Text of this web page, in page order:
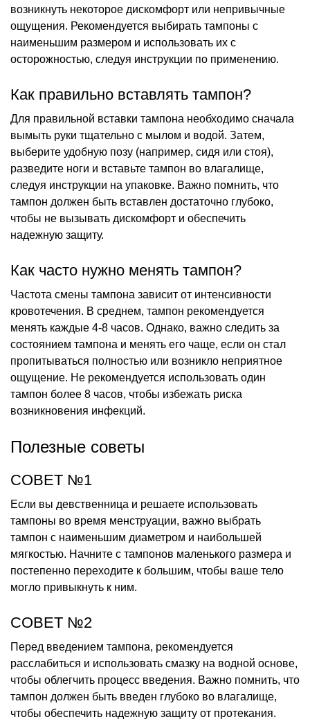
возникнуть некоторое дискомфорт или непривычные
ощущения. Рекомендуется выбирать тампоны с
наименьшим размером и использовать их с
осторожностью, следуя инструкции по применению.
Как правильно вставлять тампон?
Для правильной вставки тампона необходимо сначала
вымыть руки тщательно с мылом и водой. Затем,
выберите удобную позу (например, сидя или стоя),
разведите ноги и вставьте тампон во влагалище,
следуя инструкции на упаковке. Важно помнить, что
тампон должен быть вставлен достаточно глубоко,
чтобы не вызывать дискомфорт и обеспечить
надежную защиту.
Как часто нужно менять тампон?
Частота смены тампона зависит от интенсивности
кровотечения. В среднем, тампон рекомендуется
менять каждые 4-8 часов. Однако, важно следить за
состоянием тампона и менять его чаще, если он стал
пропитываться полностью или возникло неприятное
ощущение. Не рекомендуется использовать один
тампон более 8 часов, чтобы избежать риска
возникновения инфекций.
Полезные советы
СОВЕТ №1
Если вы девственница и решаете использовать
тампоны во время менструации, важно выбрать
тампон с наименьшим диаметром и наибольшей
мягкостью. Начните с тампонов маленького размера и
постепенно переходите к большим, чтобы ваше тело
могло привыкнуть к ним.
СОВЕТ №2
Перед введением тампона, рекомендуется
расслабиться и использовать смазку на водной основе,
чтобы облегчить процесс введения. Важно помнить, что
тампон должен быть введен глубоко во влагалище,
чтобы обеспечить надежную защиту от протекания.